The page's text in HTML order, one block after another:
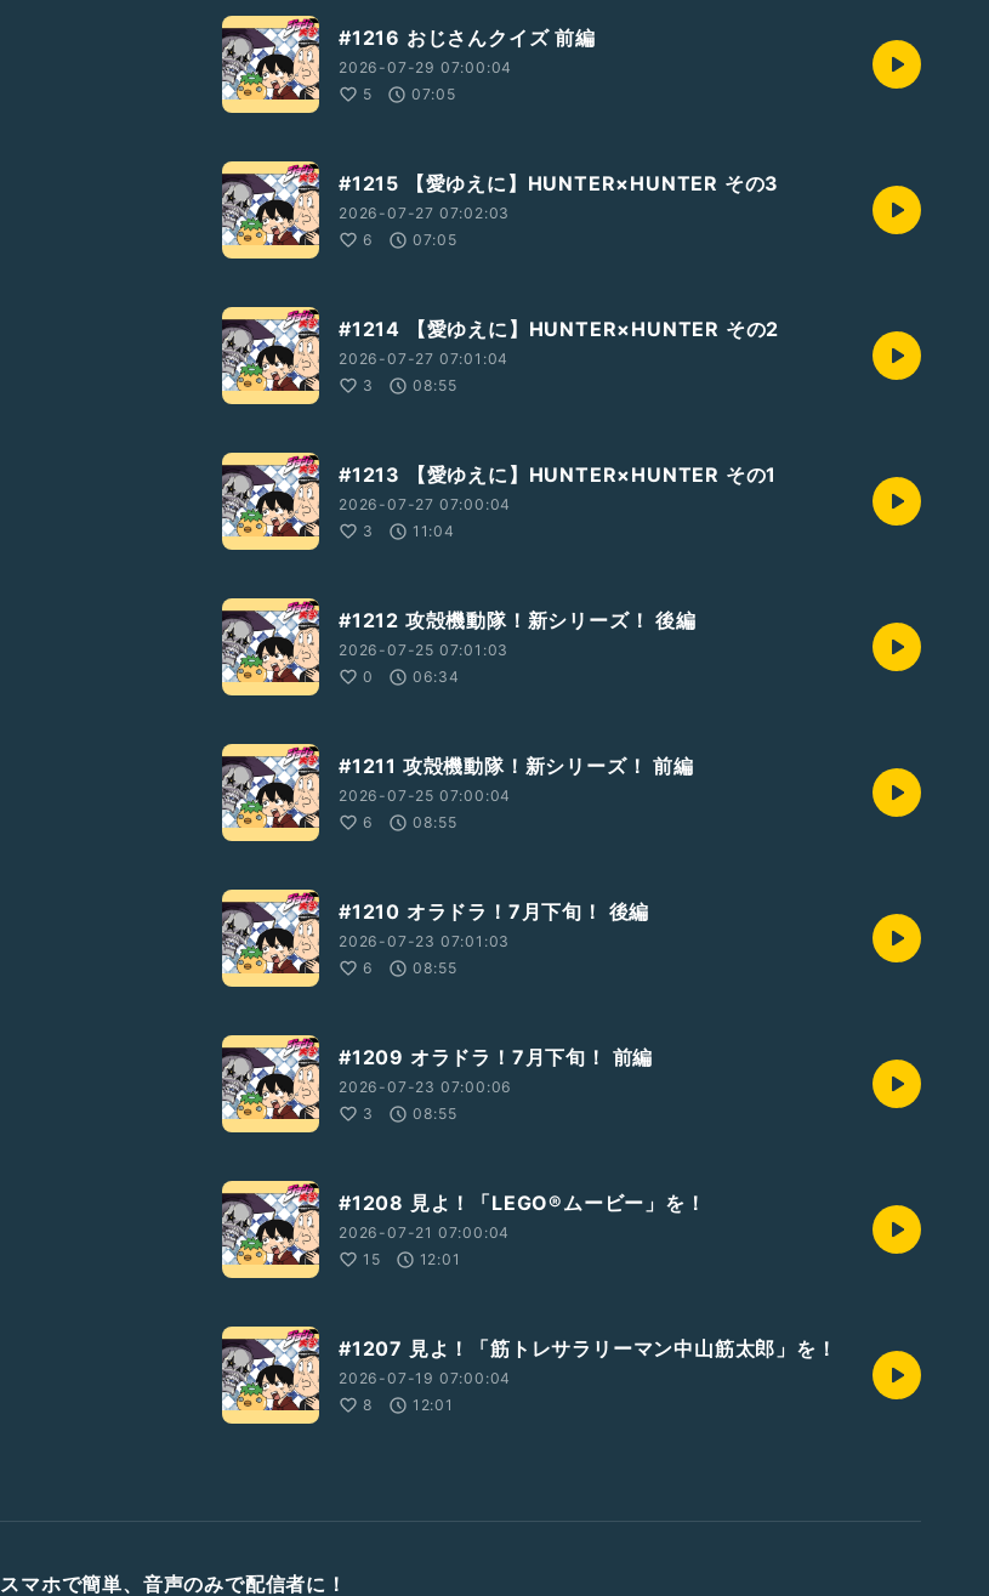
#1216 おじさんクイズ 前編
2026-07-29 07:00:04
5
07:05
#1215 【愛ゆえに】HUNTER×HUNTER その3
2026-07-27 07:02:03
6
07:05
#1214 【愛ゆえに】HUNTER×HUNTER その2
2026-07-27 07:01:04
3
08:55
#1213 【愛ゆえに】HUNTER×HUNTER その1
2026-07-27 07:00:04
3
11:04
#1212 攻殻機動隊！新シリーズ！ 後編
2026-07-25 07:01:03
0
06:34
#1211 攻殻機動隊！新シリーズ！ 前編
2026-07-25 07:00:04
6
08:55
#1210 オラドラ！7月下旬！ 後編
2026-07-23 07:01:03
6
08:55
#1209 オラドラ！7月下旬！ 前編
2026-07-23 07:00:06
3
08:55
#1208 見よ！「LEGO®ムービー」を！
2026-07-21 07:00:04
15
12:01
#1207 見よ！「筋トレサラリーマン中山筋太郎」を！
2026-07-19 07:00:04
8
12:01
スマホで簡単、音声のみで配信者に！